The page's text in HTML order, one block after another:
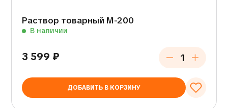
Раствор товарный М-200
В наличии
3 599 ₽
ДОБАВИТЬ В КОРЗИНУ